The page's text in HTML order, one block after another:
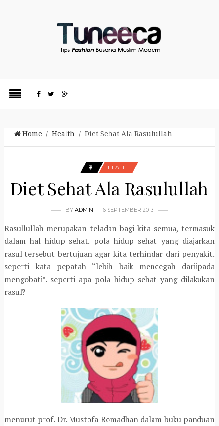
Home / Health / Diet Sehat Ala Rasulullah
HEALTH
Diet Sehat Ala Rasulullah
BY ADMIN 16 SEPTEMBER 2013
Rasullullah merupakan teladan bagi kita semua, termasuk
dalam hal hidup sehat. pola hidup sehat yang diajarkan
rasul tersebut bertujuan agar kita terhindar dari penyakit.
seperti kata pepatah “lebih baik mencegah dariipada
mengobati”. seperti apa pola hidup sehat yang dilakukan
rasul?
menurut prof. Dr. Mustofa Romadhan dalam buku panduan